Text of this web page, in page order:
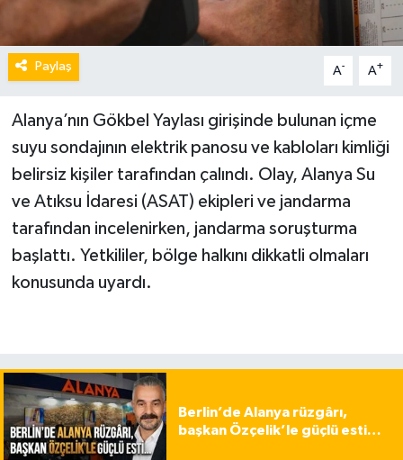
Paylaş A- A+
Alanya’nın Gökbel Yaylası girişinde bulunan içme
suyu sondajının elektrik panosu ve kabloları kimliği
belirsiz kişiler tarafından çalındı. Olay, Alanya Su
ve Atıksu İdaresi (ASAT) ekipleri ve jandarma
tarafından incelenirken, jandarma soruşturma
başlattı. Yetkililer, bölge halkını dikkatli olmaları
konusunda uyardı.
Berlin’de Alanya rüzgârı,
başkan Özçelik’le güçlü esti…